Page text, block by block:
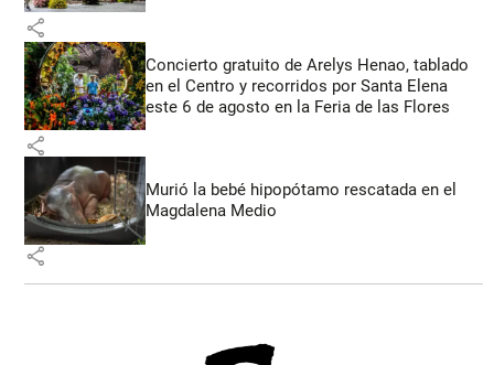
share
Concierto gratuito de Arelys Henao, tablado
en el Centro y recorridos por Santa Elena
este 6 de agosto en la Feria de las Flores
share
Murió la bebé hipopótamo rescatada en el
Magdalena Medio
share